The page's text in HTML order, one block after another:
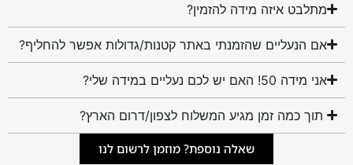
מתלבט איזה מידה להזמין?
אם הנעליים שהזמנתי באתר קטנות/גדולות אפשר להחליף?
אני מידה 50! האם יש לכם נעליים במידה שלי?
תוך כמה זמן מגיע המשלוח לצפון/דרום הארץ?
שאלה נוספת? מוזמן לרשום לנו